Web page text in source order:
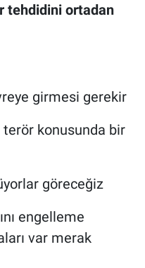
tehdidini ortadan
girmesi gerekir
konusunda bir
göreceğiz
engelleme
var merak